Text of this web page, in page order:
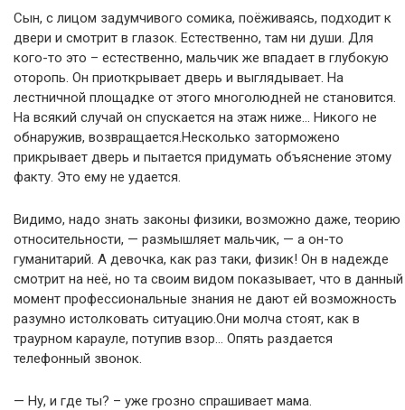
Сын, с лицом задумчивого сомика, поёживаясь, подходит к
двери и смотрит в глазок. Естественно, там ни души. Для
кого-то это – естественно, мальчик же впадает в глубокую
оторопь. Он приоткрывает дверь и выглядывает. На
лестничной площадке от этого многолюдней не становится.
На всякий случай он спускается на этаж ниже… Никого не
обнаружив, возвращается.Несколько заторможено
прикрывает дверь и пытается придумать объяснение этому
факту. Это ему не удается.
Видимо, надо знать законы физики, возможно даже, теорию
относительности, — размышляет мальчик, — а он-то
гуманитарий. А девочка, как раз таки, физик! Он в надежде
смотрит на неё, но та своим видом показывает, что в данный
момент профессиональные знания не дают ей возможность
разумно истолковать ситуацию.Они молча стоят, как в
траурном карауле, потупив взор… Опять раздается
телефонный звонок.
— Ну, и где ты? – уже грозно спрашивает мама.